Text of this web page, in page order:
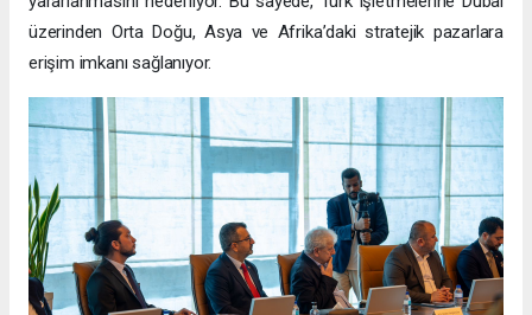
üzerinden Orta Doğu, Asya ve Afrika’daki stratejik pazarlara
erişim imkanı sağlanıyor.